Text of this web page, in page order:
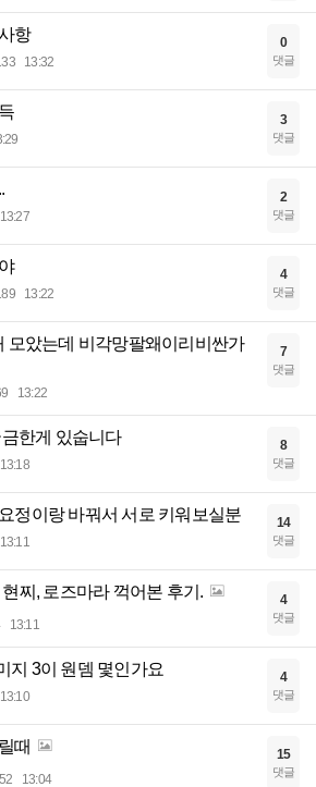
항
13:32
0
댓글
3
댓글
13:27
2
댓글
13:22
4
댓글
모았는데 비각망팔왜이리비싼가
13:22
7
댓글
한게 있숩니다
13:18
8
댓글
정이랑 바꿔서 서로 키워보실분
13:11
14
댓글
찌, 로즈마라 꺽어본 후기.
13:11
4
댓글
지 3이 원뎀 몇인가요
13:10
4
댓글
때
13:04
15
댓글